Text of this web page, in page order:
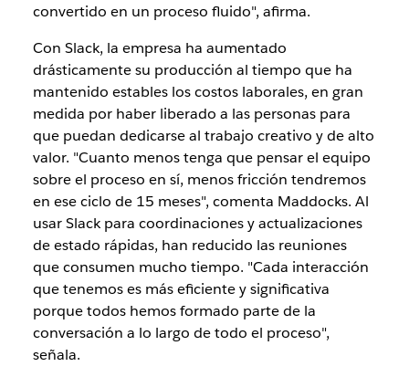
convertido en un proceso fluido", afirma.
Con Slack, la empresa ha aumentado
drásticamente su producción al tiempo que ha
mantenido estables los costos laborales, en gran
medida por haber liberado a las personas para
que puedan dedicarse al trabajo creativo y de alto
valor. "Cuanto menos tenga que pensar el equipo
sobre el proceso en sí, menos fricción tendremos
en ese ciclo de 15 meses", comenta Maddocks. Al
usar Slack para coordinaciones y actualizaciones
de estado rápidas, han reducido las reuniones
que consumen mucho tiempo. "Cada interacción
que tenemos es más eficiente y significativa
porque todos hemos formado parte de la
conversación a lo largo de todo el proceso",
señala.